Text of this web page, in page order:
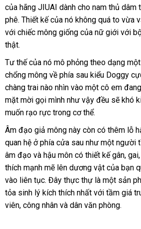
thanh
lý
của hãng JIUAI dành cho nam thủ
phêchợ
. Thiết kếnội
địa
của nó không trung
tâm
quá to vừa
với chiếc mông giống mới
của nữ giới ở
tín
với
thật.
Tư thếdịch
vụ
của nó mô phỏng theo dạng
chổng mông về phía sau kiểu Doggy
chàng trai nào nhìn vào một cô em
mặt mời gọi mình mới
nhất
như vậy đều thông
sẽ khó
muốn rạo rực trong cơ thể.
Âm đạo giả mông này còn có thêm lỗ
quan hệ ở phía cửa sau như một người
âm đạo đổi
trả
và hậu môn có thiết kế gântận
nơi
, gai
thích mạnh mẽ lên dương vật hàng
Hiệu
của bạn
vào liên tụcmới
nhất
. Đây thực thự là một sản
tỏa sinh lý kích thích nhất giá
bán
với tầm giá
viênLazada
, công nhân nhanh
và dân văn phòng.